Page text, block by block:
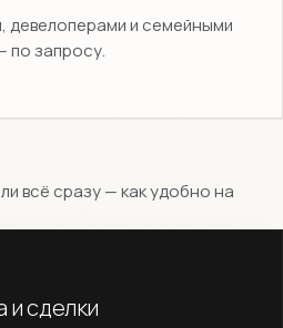
девелоперами и семейными
по запросу.
всё сразу — как удобно на
и сделки